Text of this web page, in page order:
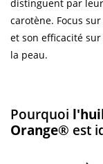
distinguent par
carotène. Focus
et son efficacité
la peau.
Pourquoi
Orange® est